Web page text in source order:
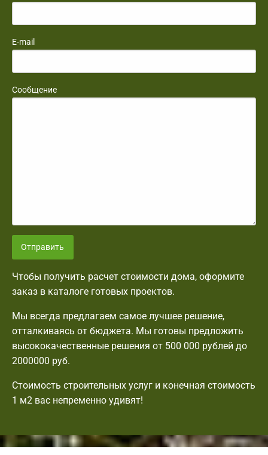
E-mail
Сообщение
Отправить
Чтобы получить расчет стоимости дома, оформите
заказ в каталоге готовых проектов.
Мы всегда предлагаем самое лучшее решение,
отталкиваясь от бюджета. Мы готовы предложить
высококачественные решения от 500 000 рублей до
2000000 руб.
Стоимость строительных услуг и конечная стоимость
1 м2 вас непременно удивят!